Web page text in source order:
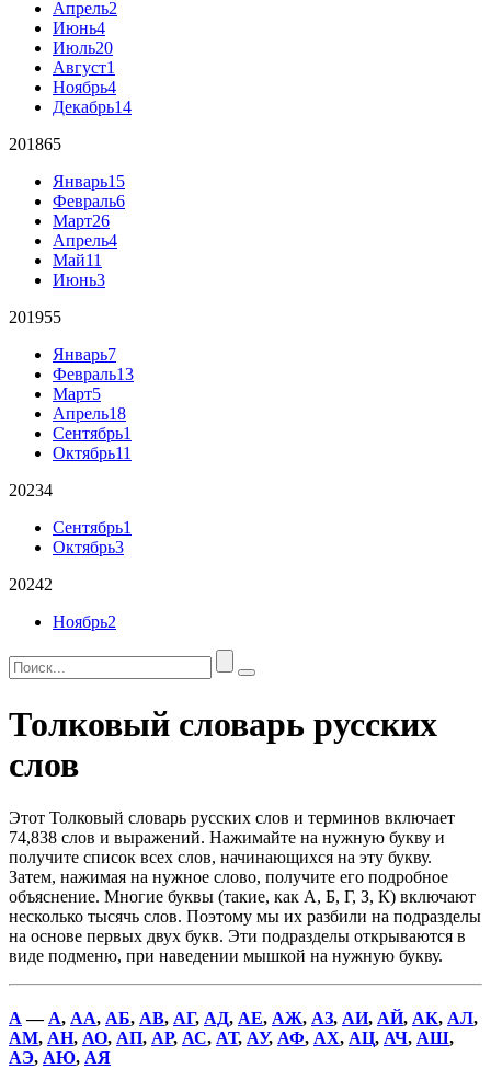
Апрель2
Июнь4
Июль20
Август1
Ноябрь4
Декабрь14
201865
Январь15
Февраль6
Март26
Апрель4
Май11
Июнь3
201955
Январь7
Февраль13
Март5
Апрель18
Сентябрь1
Октябрь11
20234
Сентябрь1
Октябрь3
20242
Ноябрь2
Толковый словарь русских
слов
Этот Толковый словарь русских слов и терминов включает
74,838 слов и выражений. Нажимайте на нужную букву и
получите список всех слов, начинающихся на эту букву.
Затем, нажимая на нужное слово, получите его подробное
объяснение. Многие буквы (такие, как А, Б, Г, З, К) включают
несколько тысячь слов. Поэтому мы их разбили на подразделы
на основе первых двух букв. Эти подразделы открываются в
виде подменю, при наведении мышкой на нужную букву.
А — А, АА, АБ, АВ, АГ, АД, АЕ, АЖ, АЗ, АИ, АЙ, АК, АЛ,
АМ, АН, АО, АП, АР, АС, АТ, АУ, АФ, АХ, АЦ, АЧ, АШ,
АЭ, АЮ, АЯ